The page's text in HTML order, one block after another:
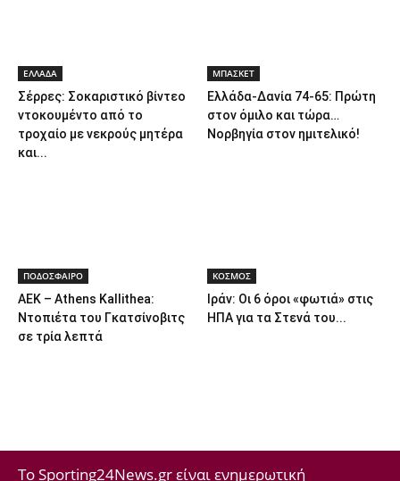
ΕΛΛΑΔΑ
Σέρρες: Σοκαριστικό βίντεο
ντοκουμέντο από το
τροχαίο με νεκρούς μητέρα
και...
ΜΠΑΣΚΕΤ
Ελλάδα-Δανία 74-65: Πρώτη
στον όμιλο και τώρα…
Νορβηγία στον ημιτελικό!
ΠΟΔΟΣΦΑΙΡΟ
ΑΕΚ – Athens Kallithea:
Ντοπιέτα του Γκατσίνοβιτς
σε τρία λεπτά
ΚΟΣΜΟΣ
Ιράν: Οι 6 όροι «φωτιά» στις
ΗΠΑ για τα Στενά του...
Το Sporting24News.gr είναι ενημερωτική